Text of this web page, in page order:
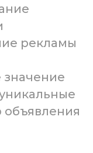
рекламы
объявления